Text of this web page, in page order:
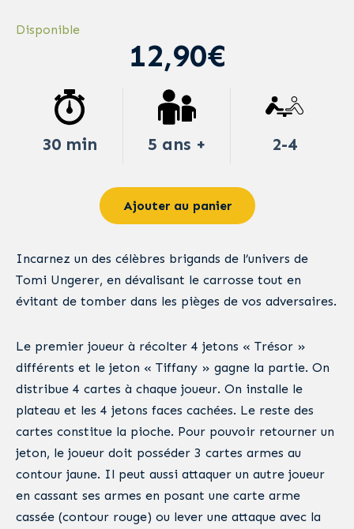
Disponible
12,90€
30 min 5 ans + 2-4
Ajouter au panier
Incarnez un des célèbres brigands de l’univers de
Tomi Ungerer, en dévalisant le carrosse tout en
évitant de tomber dans les pièges de vos adversaires.
Le premier joueur à récolter 4 jetons « Trésor »
différents et le jeton « Tiffany » gagne la partie. On
distribue 4 cartes à chaque joueur. On installe le
plateau et les 4 jetons faces cachées. Le reste des
cartes constitue la pioche. Pour pouvoir retourner un
jeton, le joueur doit posséder 3 cartes armes au
contour jaune. Il peut aussi attaquer un autre joueur
en cassant ses armes en posant une carte arme
cassée (contour rouge) ou lever une attaque avec la